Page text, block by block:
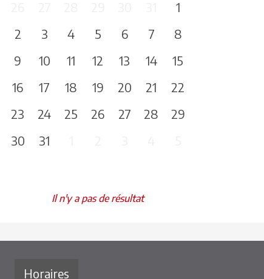
1
2
3 4 5 6 7
8
9
10 11 12 13 14
15
16
17 18 19 20 21
22
23
24 25 26 27 28
29
30
31
Il n'y a pas de résultat
Horaires